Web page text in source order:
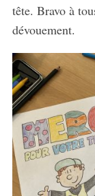
tête. Bravo à
dévouement.